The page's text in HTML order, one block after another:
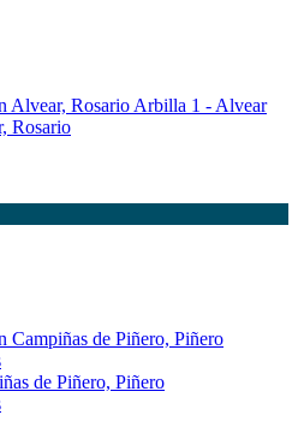
Rosario
de Piñero, Piñero